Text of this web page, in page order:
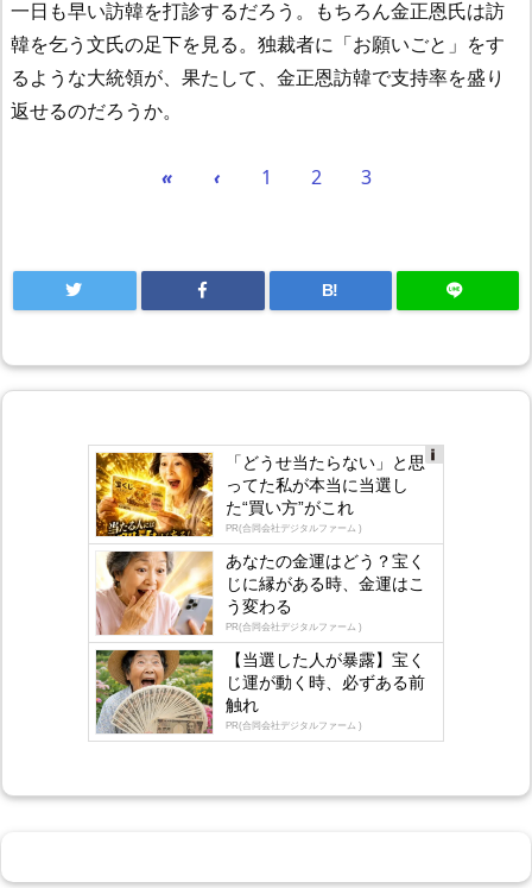
一日も早い訪韓を打診するだろう。もちろん金正恩氏は訪
韓を乞う文氏の足下を見る。独裁者に「お願いごと」をす
るような大統領が、果たして、金正恩訪韓で支持率を盛り
返せるのだろうか。
« ‹ 1 2 3
B!
gly
「どうせ当たらない」と思
ってた私が本当に当選し
た“買い方”がこれ
PR(合同会社デジタルファーム )
あなたの金運はどう？宝く
じに縁がある時、金運はこ
う変わる
PR(合同会社デジタルファーム )
【当選した人が暴露】宝く
じ運が動く時、必ずある前
触れ
PR(合同会社デジタルファーム )